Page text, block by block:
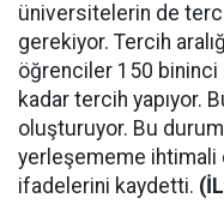
üniversitelerin de
gerekiyor. Tercih
öğrenciler 150 bininci
kadar tercih yapıyor.
oluşturuyor. Bu
yerleşememe ihtimali
ifadelerini kaydetti.